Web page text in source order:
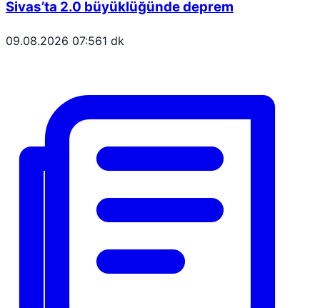
Sivas’ta 2.0 büyüklüğünde deprem
09.08.2026 07:561 dk